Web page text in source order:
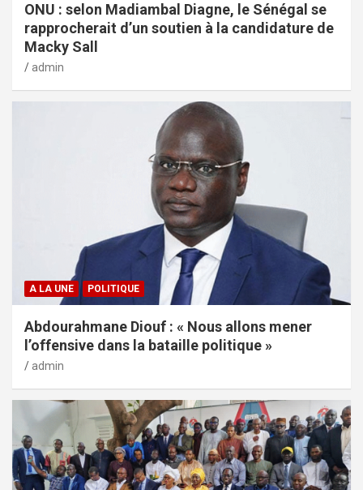
ONU : selon Madiambal Diagne, le Sénégal se
rapprocherait d’un soutien à la candidature de
Macky Sall
admin
A LA UNE POLITIQUE
Abdourahmane Diouf : « Nous allons mener
l’offensive dans la bataille politique »
admin